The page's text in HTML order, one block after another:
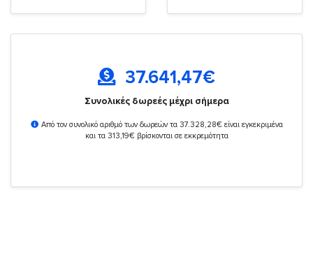
37.641,47€
Συνολικές δωρεές μέχρι σήμερα
Από τον συνολικό αριθμό των δωρεών τα 37.328,28€ είναι εγκεκριμένα
και τα 313,19€ βρίσκονται σε εκκρεμότητα